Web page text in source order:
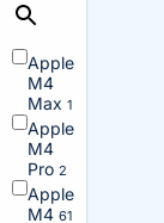
Apple
M4
Max 1
Apple
M4
Pro 2
Apple
M4 61